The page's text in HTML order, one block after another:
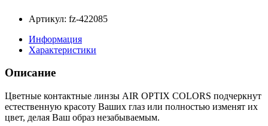
Артикул: fz-422085
Информация
Характеристики
Описание
Цветные контактные линзы AIR OPTIX COLORS подчеркнут
естественную красоту Ваших глаз или полностью изменят их
цвет, делая Ваш образ незабываемым.